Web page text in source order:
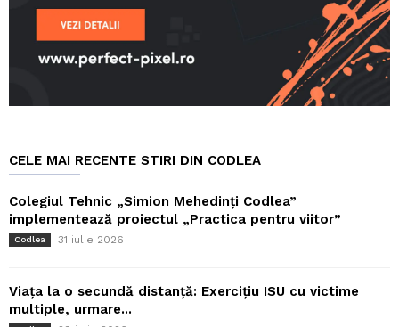
CELE MAI RECENTE STIRI DIN CODLEA
Colegiul Tehnic „Simion Mehedinți Codlea”
implementează proiectul „Practica pentru viitor”
Codlea 31 iulie 2026
Viața la o secundă distanță: Exercițiu ISU cu victime
multiple, urmare...